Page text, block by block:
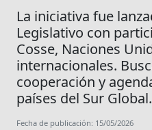
La iniciativa fue
Legislativo con
Cosse, Naciones
internacionales.
cooperación y
países del Sur Global.
Fecha de publicación: 15/05/2026